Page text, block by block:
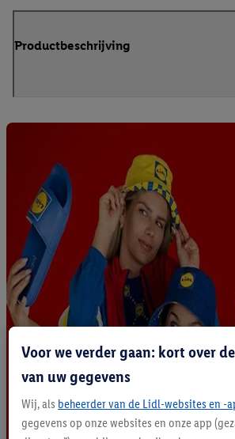
Productbeschrijving
Voor we verder gaan: kort over
van uw gegevens
Wij, als beheerder van de Lidl-websites en -
gegevens op onze websites en onze app